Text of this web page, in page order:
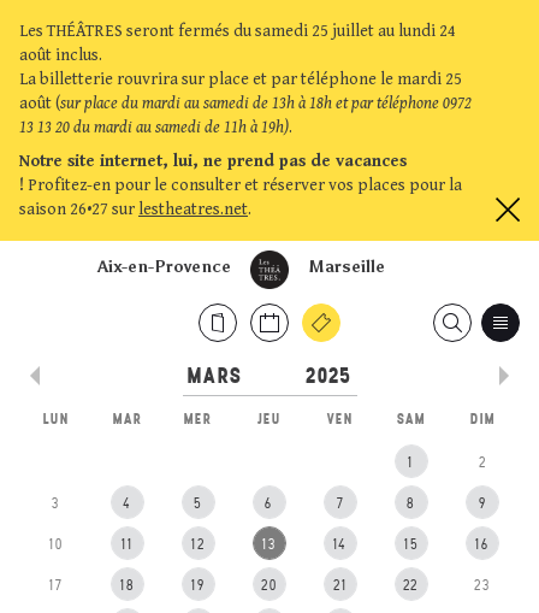
Les THÉÂTRES seront fermés du samedi 25 juillet au lundi 24
août inclus.
La billetterie rouvrira sur place et par téléphone le mardi 25
août (sur place du mardi au samedi de 13h à 18h et par téléphone 0972
13 13 20 du mardi au samedi de 11h à 19h).
Notre site internet, lui, ne prend pas de vacances
! Profitez-en pour le consulter et réserver vos places pour la
saison 26•27 sur lestheatres.net.
Marseille
Aix-en-Provence
LUN MAR MER JEU VEN SAM DIM
1 2
3 4 5 6 7 8 9
10 11 12 13 14 15 16
17 18 19 20 21 22 23